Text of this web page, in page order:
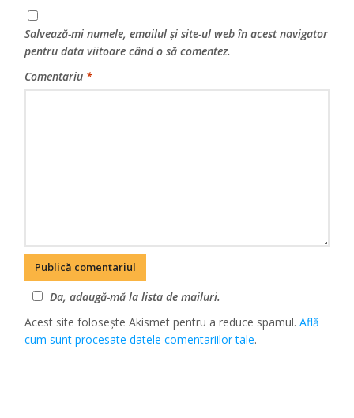
Salvează-mi numele, emailul și site-ul web în acest navigator
pentru data viitoare când o să comentez.
Comentariu *
Da, adaugă-mă la lista de mailuri.
Acest site folosește Akismet pentru a reduce spamul.Află
cum sunt procesate datele comentariilor tale.